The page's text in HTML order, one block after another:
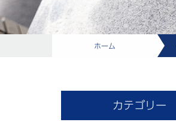
ホーム
カテゴリー